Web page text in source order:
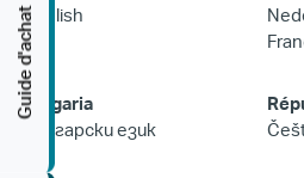
English
Bulgaria
Български език
Guide d'achat